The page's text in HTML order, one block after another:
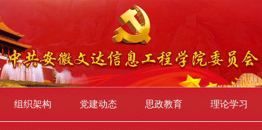
组织架构 党建动态 思政教育 理论学习